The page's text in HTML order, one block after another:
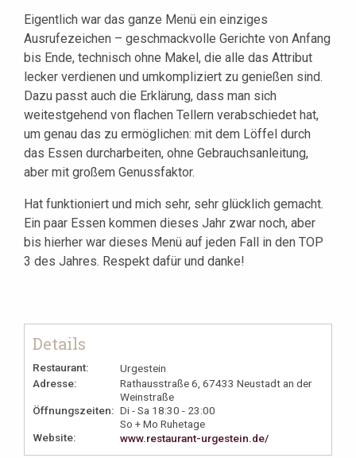
Eigentlich war das ganze Menü ein einziges
Ausrufezeichen – geschmackvolle Gerichte von Anfang
bis Ende, technisch ohne Makel, die alle das Attribut
lecker verdienen und umkompliziert zu genießen sind.
Dazu passt auch die Erklärung, dass man sich
weitestgehend von flachen Tellern verabschiedet hat,
um genau das zu ermöglichen: mit dem Löffel durch
das Essen durcharbeiten, ohne Gebrauchsanleitung,
aber mit großem Genussfaktor.
Hat funktioniert und mich sehr, sehr glücklich gemacht.
Ein paar Essen kommen dieses Jahr zwar noch, aber
bis hierher war dieses Menü auf jeden Fall in den TOP
3 des Jahres. Respekt dafür und danke!
Details
Restaurant:
Urgestein
Adresse:
Rathausstraße 6, 67433 Neustadt an der
Weinstraße
Öffnungszeiten: Di - Sa 18:30 - 23:00
So + Mo Ruhetage
Website:
www.restaurant-urgestein.de/